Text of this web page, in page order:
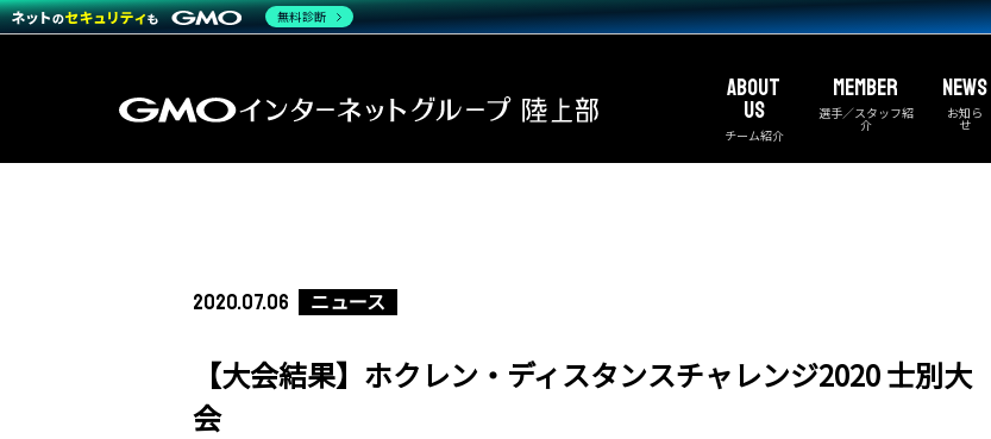
ABOUT
US
チーム紹介
MEMBER
選手／スタッフ紹
介
NEWS
お知ら
せ
2020.07.06 ニュース
【大会結果】ホクレン・ディスタンスチャレンジ2020 士別大
会
無料診断